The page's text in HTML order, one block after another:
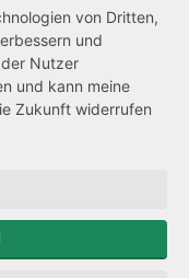
der SED-
von Dritten,
und
Nutzer
und kann meine
Zukunft widerrufen